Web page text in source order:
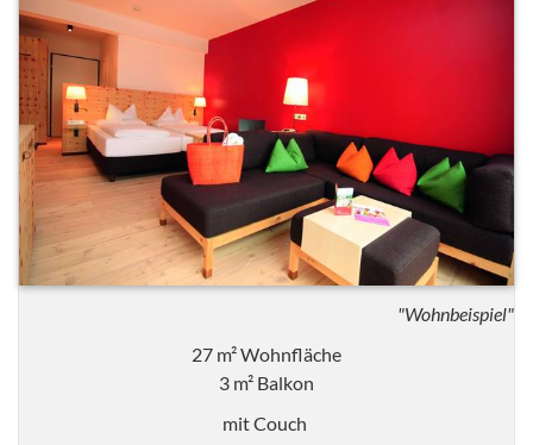
"Wohnbeispiel"
27 m² Wohnfläche
3 m² Balkon
mit Couch